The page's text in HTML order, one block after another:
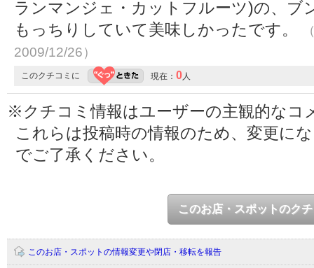
ランマンジェ・カットフルーツ)の、ブ
もっちりしていて美味しかったです。
2009/12/26）
このクチコミに 現在： 0人
※クチコミ情報はユーザーの主観的なコ
これらは投稿時の情報のため、変更に
でご了承ください。
このお店・スポットのク
このお店・スポットの情報変更や閉店・移転を報告